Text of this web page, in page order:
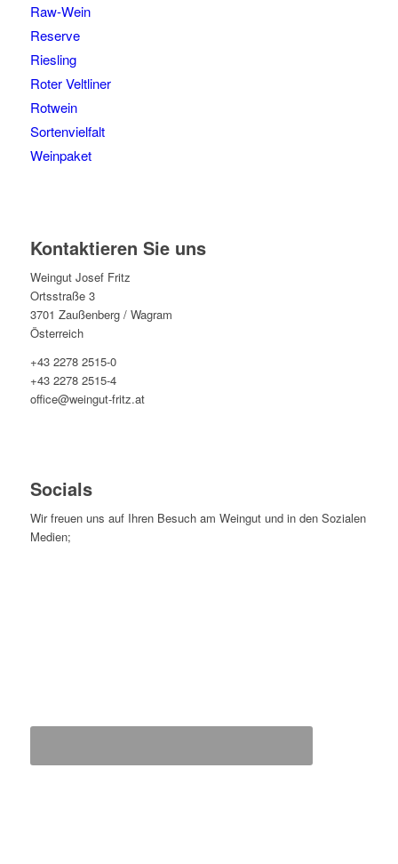
Raw-Wein
Reserve
Riesling
Roter Veltliner
Rotwein
Sortenvielfalt
Weinpaket
Kontaktieren Sie uns
Weingut Josef Fritz
Ortsstraße 3
3701 Zaußenberg / Wagram
Österreich
+43 2278 2515-0
+43 2278 2515-4
office@weingut-fritz.at
Socials
Wir freuen uns auf Ihren Besuch am Weingut und in den Sozialen
Medien;